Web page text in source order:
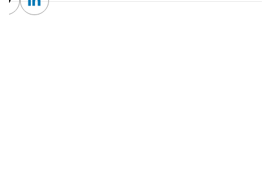
TwitterLinkedin